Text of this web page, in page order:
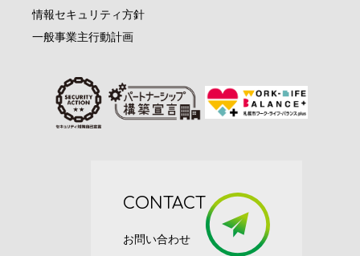
情報セキュリティ方針
一般事業主行動計画
CONTACT
お問い合わせ